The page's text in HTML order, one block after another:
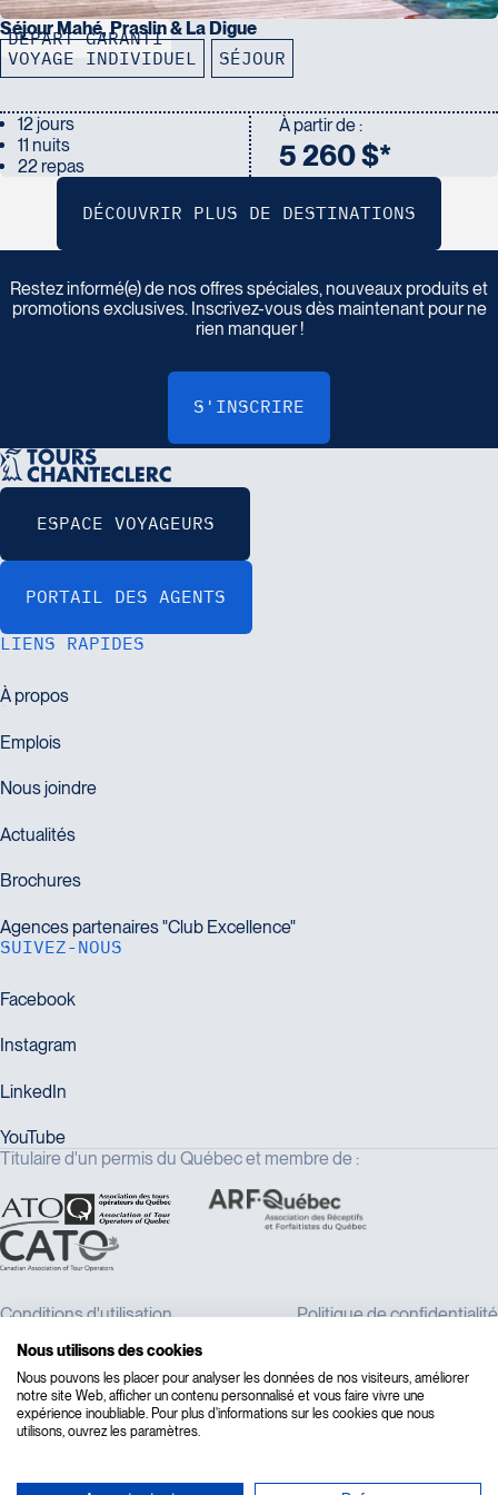
DÉPART GARANTI
Séjour Mahé, Praslin & La Digue
VOYAGE INDIVIDUEL SÉJOUR
12 jours
11 nuits
22 repas
À partir de :
5 260 $*
Insc ivez vous à n o tre inf lettre
Restez informé(e) de nos offres spéciales, nouveaux produits et
promotions exclusives. Inscrivez-vous dès maintenant pour ne
rien manquer !
LIENS RAPIDES
SUIVEZ-NOUS
Titulaire d'un permis du Québec et membre de :
Nous utilisons des cookies
Nous pouvons les placer pour analyser les données de nos visiteurs, améliorer
notre site Web, afficher un contenu personnalisé et vous faire vivre une
expérience inoubliable. Pour plus d'informations sur les cookies que nous
utilisons, ouvrez les paramètres.